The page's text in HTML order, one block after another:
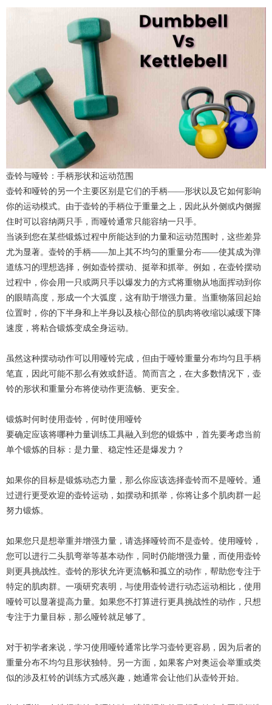
壶铃与哑铃：手柄形状和运动范围
壶铃和哑铃的另一个主要区别是它们的手柄——形状以及它如何影响
你的运动模式。由于壶铃的手柄位于重量之上，因此从外侧或内侧握
住时可以容纳两只手，而哑铃通常只能容纳一只手。
当谈到您在某些锻炼过程中所能达到的力量和运动范围时，这些差异
尤为显著。壶铃的手柄——加上其不均匀的重量分布——使其成为弹
道练习的理想选择，例如壶铃摆动、挺举和抓举。例如，在壶铃摆动
过程中，你会用一只或两只手以爆发力的方式将重物从地面挥动到你
的眼睛高度，形成一个大弧度，这有助于增强力量。当重物落回起始
位置时，你的下半身和上半身以及核心部位的肌肉将收缩以减缓下降
速度，将粘合锻炼变成全身运动。
虽然这种摆动动作可以用哑铃完成，但由于哑铃重量分布均匀且手柄
笔直，因此可能不那么有效或舒适。简而言之，在大多数情况下，壶
铃的形状和重量分布将使动作更流畅、更安全。
锻炼时何时使用壶铃，何时使用哑铃
要确定应该将哪种力量训练工具融入到您的锻炼中，首先要考虑当前
单个锻炼的目标：是力量、稳定性还是爆发力？
如果你的目标是锻炼动态力量，那么你应该选择壶铃而不是哑铃。通
过进行更受欢迎的壶铃运动，如摆动和抓举，你将让多个肌肉群一起
努力锻炼。
如果您只是想举重并增强力量，请选择哑铃而不是壶铃。使用哑铃，
您可以进行二头肌弯举等基本动作，同时仍能增强力量，而使用壶铃
则更具挑战性。壶铃的形状允许更流畅和孤立的动作，帮助您专注于
特定的肌肉群。一项研究表明，与使用壶铃进行动态运动相比，使用
哑铃可以显著提高力量。如果您不打算进行更具挑战性的动作，只想
专注于力量目标，那么哑铃就足够了。
对于初学者来说，学习使用哑铃通常比学习壶铃更容易，因为后者的
重量分布不均匀且形状独特。另一方面，如果客户对奥运会举重或类
似的涉及杠铃的训练方式感兴趣，她通常会让他们从壶铃开始。